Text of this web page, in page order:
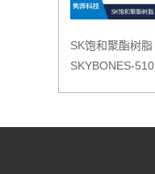
SK饱和聚酯树脂
SKYBONES-510